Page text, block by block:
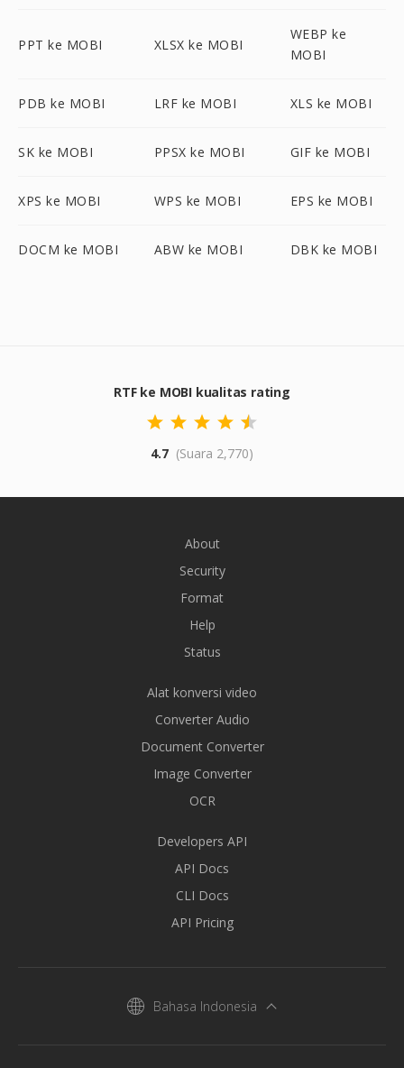
PPT ke MOBI XLSX ke MOBI
WEBP ke
MOBI
PDB ke MOBI LRF ke MOBI XLS ke MOBI
SK ke MOBI PPSX ke MOBI GIF ke MOBI
XPS ke MOBI WPS ke MOBI EPS ke MOBI
DOCM ke MOBI ABW ke MOBI DBK ke MOBI
RTF ke MOBI kualitas rating
4.7 (Suara 2,770)
About
Security
Format
Help
Status
Alat konversi video
Converter Audio
Document Converter
Image Converter
OCR
Developers API
API Docs
CLI Docs
API Pricing
Bahasa Indonesia